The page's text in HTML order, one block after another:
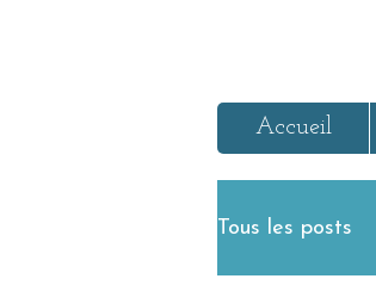
Accueil
Tous les posts